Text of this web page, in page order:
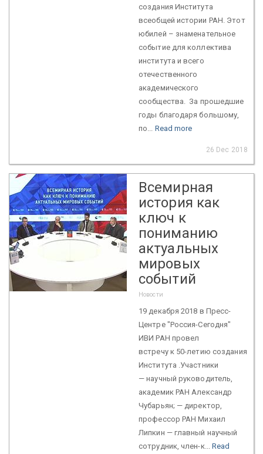
создания Института
всеобщей истории РАН. Этот
юбилей – знаменательное
событие для коллектива
института и всего
отечественного
академического
сообщества. За прошедшие
годы благодаря большому,
по... Read more
26 Dec 2018
Всемирная
история как
ключ к
пониманию
актуальных
мировых
событий
Новости
19 декабря 2018 в Пресс-
Центре "Россия-Сегодня"
ИВИ РАН провел
встречу к 50-летию создания
Института .Участники
— научный руководитель,
академик РАН Александр
Чубарьян; — директор,
профессор РАН Михаил
Липкин — главный научный
сотрудник, член-к...Read